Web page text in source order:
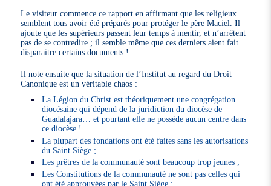
Le visiteur commence ce rapport en affirmant que les religieux
semblent tous avoir été préparés pour protéger le père Maciel. Il
ajoute que les supérieurs passent leur temps à mentir, et n’arrêtent
pas de se contredire ; il semble même que ces derniers aient fait
disparaitre certains documents !
Il note ensuite que la situation de l’Institut au regard du Droit
Canonique est un véritable chaos :
La Légion du Christ est théoriquement une congrégation
diocésaine qui dépend de la juridiction du diocèse de
Guadalajara… et pourtant elle ne possède aucun centre dans
ce diocèse !
La plupart des fondations ont été faites sans les autorisations
du Saint Siège ;
Les prêtres de la communauté sont beaucoup trop jeunes ;
Les Constitutions de la communauté ne sont pas celles qui
ont été approuvées par le Saint Siège ;